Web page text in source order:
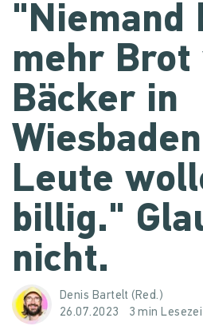
"Niemand
mehr Brot
Bäcker in
Leute
billig."
nicht.
Denis Bartelt (Red.)
26.07.2023
3 min